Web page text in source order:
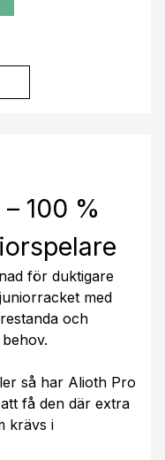
100 %
för duktigare
med
och
så har Alioth Pro
få den där extra
krävs i